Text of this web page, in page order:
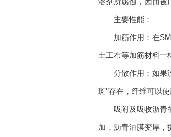
主要性能：
加筋作用：在SMA
土工布等加筋材料一
分散作用：如果没
斑”存在，纤维可以使
吸附及吸收沥青的
加，沥青油膜变厚，